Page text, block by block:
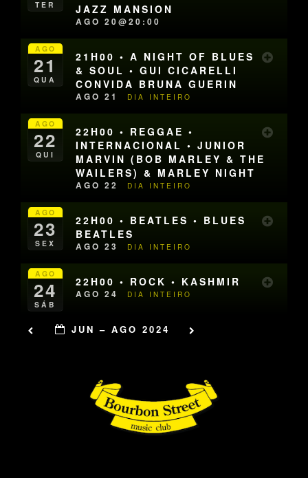
TER
JAZZ MANSION
AGO 20@20:00
AGO
21
QUA
21H00 • A NIGHT OF BLUES
& SOUL • GUI CICARELLI
CONVIDA BRUNA GUERIN
AGO 21 DIA INTEIRO
AGO
22
QUI
22H00 • REGGAE •
INTERNACIONAL • JUNIOR
MARVIN (BOB MARLEY & THE
WAILERS) & MARLEY NIGHT
AGO 22 DIA INTEIRO
AGO
23
SEX
22H00 • BEATLES • BLUES
BEATLES
AGO 23 DIA INTEIRO
AGO
24
SÁB
22H00 • ROCK • KASHMIR
AGO 24 DIA INTEIRO
JUN – AGO 2024